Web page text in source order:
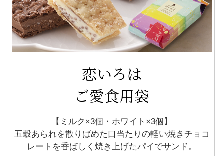
恋いろは
ご愛食用袋
【ミルク×3個・ホワイト×3個】
五穀あられを散りばめた口当たりの軽い焼きチョコ
レートを香ばしく焼き上げたパイでサンド。